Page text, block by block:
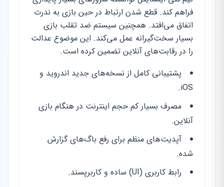
فراهم کند. قطع شدن ارتباط در حین بازی به ندرت
اتفاق می‌افتد. همچنین سیستم ضد تقلب بازی
بسیار سخت‌گیرانه عمل می‌کند. این موضوع عدالت
را در رقابت‌های آنلاین تضمین کرده است.
پشتیبانی کامل از نسخه‌های جدید اندروید و
iOS.
مصرف بسیار کم حجم اینترنت در هنگام بازی
آنلاین.
آپدیت‌های منظم برای رفع باگ‌های گزارش
شده.
رابط کاربری (UI) ساده و کاربرپسند.